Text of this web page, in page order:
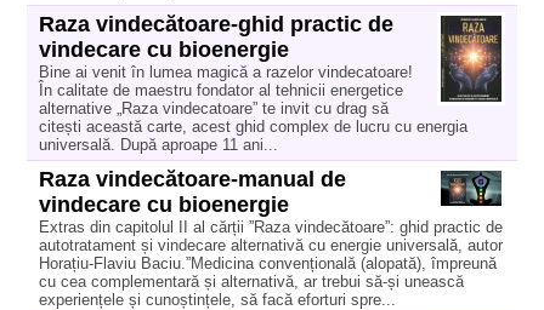
Raza vindecătoare-ghid practic de
vindecare cu bioenergie
Bine ai venit în lumea magică a razelor vindecatoare!
În calitate de maestru fondator al tehnicii energetice
alternative „Raza vindecatoare” te invit cu drag să
citești această carte, acest ghid complex de lucru cu energia
universală. După aproape 11 ani...
Raza vindecătoare-manual de
vindecare cu bioenergie
Extras din capitolul II al cărții ”Raza vindecătoare”: ghid practic de
autotratament și vindecare alternativă cu energie universală, autor
Horațiu-Flaviu Baciu.”Medicina convențională (alopată), împreună
cu cea complementară și alternativă, ar trebui să-și unească
experiențele și cunoștințele, să facă eforturi spre...